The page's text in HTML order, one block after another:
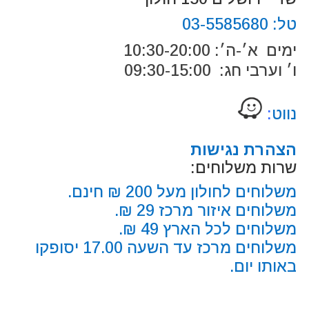
טל: 03-5585680
ימים א׳-ה׳: 10:30-20:00
ו׳ וערבי חג: 09:30-15:00
נווט:
הצהרת נגישות
שרות משלוחים:
משלוחים לחולון מעל 200 ₪ חינם.
משלוחים איזור מרכז 29 ₪.
משלוחים לכל הארץ 49 ₪.
משלוחים מרכז עד השעה 17.00 יסופקו
באותו יום.